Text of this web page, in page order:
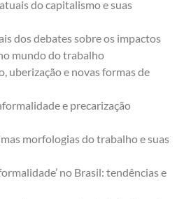
do capitalismo e suas
dos debates sobre os impactos
mundo do trabalho
uberização e novas formas de
e precarização
morfologias do trabalho e suas
no Brasil: tendências e